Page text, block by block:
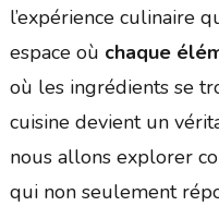
l’expérience culinaire
espace où chaque
où les ingrédients se
cuisine devient un
nous allons explorer
qui non seulement